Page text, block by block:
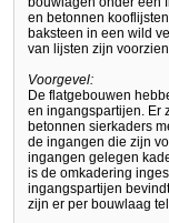
en betonnen
baksteen in een wild
van lijsten zijn
Voorgevel:
De flatgebouwen
en ingangspartijen. Er
betonnen sierkaders
de ingangen die zijn
ingangen gelegen
is de omkadering
ingangspartijen
zijn er per bouwlaag